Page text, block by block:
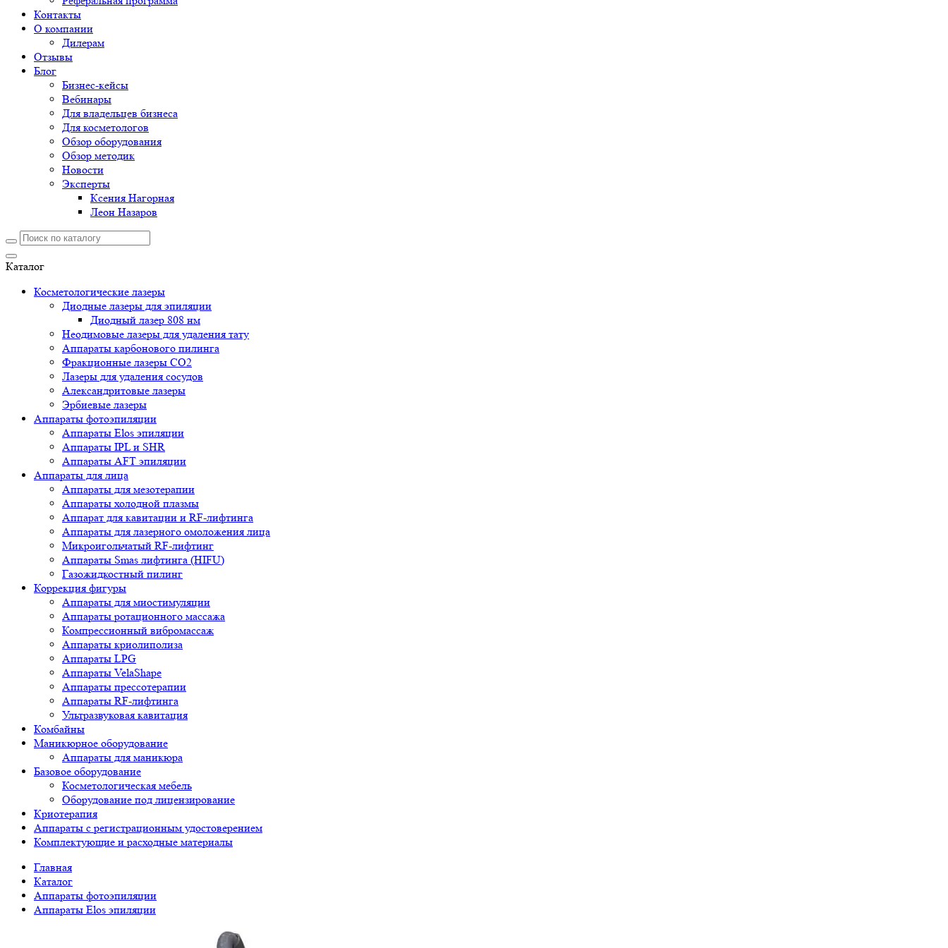
Контакты
О компании
Дилерам
Отзывы
Блог
Бизнес-кейсы
Вебинары
Для владельцев бизнеса
Для косметологов
Обзор оборудования
Обзор методик
Новости
Эксперты
Ксения Нагорная
Леон Назаров
Каталог
Косметологические лазеры
Диодные лазеры для эпиляции
Диодный лазер 808 нм
Неодимовые лазеры для удаления тату
Аппараты карбонового пилинга
Фракционные лазеры CO2
Лазеры для удаления сосудов
Александритовые лазеры
Эрбиевые лазеры
Аппараты фотоэпиляции
Аппараты Elos эпиляции
Аппараты IPL и SHR
Аппараты AFT эпиляции
Аппараты для лица
Аппараты для мезотерапии
Аппараты холодной плазмы
Аппарат для кавитации и RF-лифтинга
Аппараты для лазерного омоложения лица
Микроигольчатый RF-лифтинг
Аппараты Smas лифтинга (HIFU)
Газожидкостный пилинг
Коррекция фигуры
Аппараты для миостимуляции
Аппараты ротационного массажа
Компрессионный вибромассаж
Аппараты криолиполиза
Аппараты LPG
Аппараты VelaShape
Аппараты прессотерапии
Аппараты RF-лифтинга
Ультразвуковая кавитация
Комбайны
Маникюрное оборудование
Аппараты для маникюра
Базовое оборудование
Косметологическая мебель
Оборудование под лицензирование
Криотерапия
Аппараты c регистрационным удостоверением
Комплектующие и расходные материалы
Главная
Каталог
Аппараты фотоэпиляции
Аппараты Elos эпиляции